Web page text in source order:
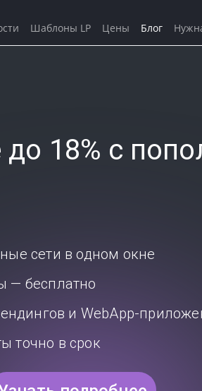
18% с
сети в одном окне
— бесплатно
и WebApp-
точно в срок
Шаблоны LP Цены Блог